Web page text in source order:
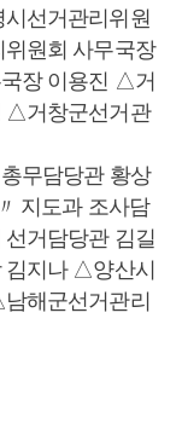
선거관리위원
원회 사무국장
장 이용진 △거
△거창군선거관
무담당관 황상
지도과 조사담
거담당관 김길
지나 △양산시
해군선거관리